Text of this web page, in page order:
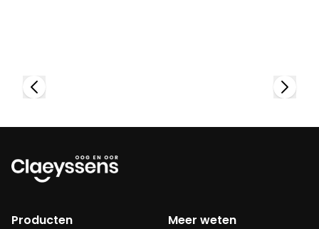
Producten
Meer weten